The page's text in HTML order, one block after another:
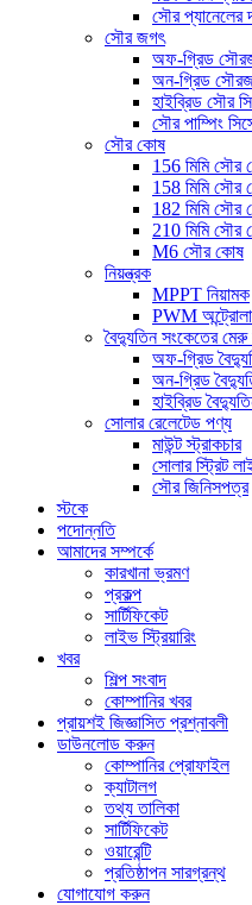
সৌর প্যানেলের
সৌর জগৎ
অফ-গ্রিড
অন-গ্রিড
হাইব্রিড সৌর
সৌর পাম্পিং
সৌর কোষ
156 মিমি সৌর
158 মিমি সৌর
182 মিমি সৌর
210 মিমি সৌর
M6 সৌর কোষ
নিয়ন্ত্রক
MPPT নিয়ামক
PWM
বৈদ্যুতিন সংকেতের
অফ-গ্রিড
অন-গ্রিড
হাইব্রিড
সোলার রেলেটেড পণ্য
মাউন্ট স্ট্রাকচার
সোলার স্ট্রিট
সৌর জিনিসপত্র
স্টকে
পদোন্নতি
আমাদের সম্পর্কে
কারখানা ভ্রমণ
প্রকল্প
সার্টিফিকেট
লাইভ স্ট্রিয়ারিং
খবর
শিল্প সংবাদ
কোম্পানির খবর
প্রায়শই জিজ্ঞাসিত প্রশ্নাবলী
ডাউনলোড করুন
কোম্পানির প্রোফাইল
ক্যাটালগ
তথ্য তালিকা
সার্টিফিকেট
ওয়ারেন্টি
প্রতিষ্ঠাপন সারগ্রন্থ
যোগাযোগ করুন